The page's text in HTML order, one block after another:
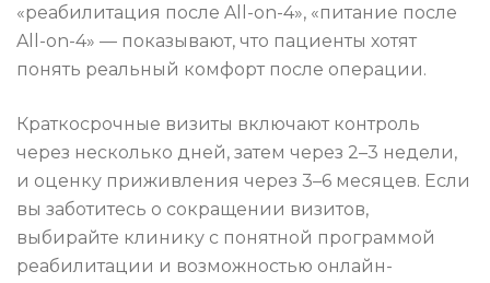
«реабилитация после All-on-4», «питание после
All-on-4» — показывают, что пациенты хотят
понять реальный комфорт после операции.
Краткосрочные визиты включают контроль
через несколько дней, затем через 2–3 недели,
и оценку приживления через 3–6 месяцев. Если
вы заботитесь о сокращении визитов,
выбирайте клинику с понятной программой
реабилитации и возможностью онлайн-